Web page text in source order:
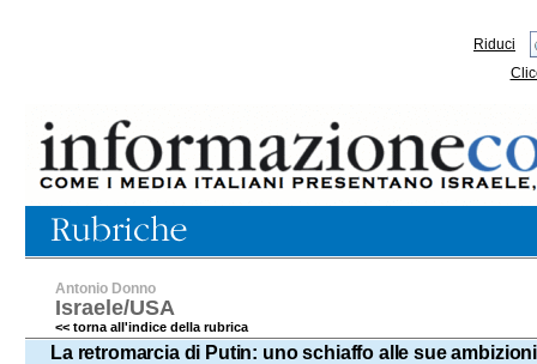
Riduci
Antonio Donno
Israele/USA
<< torna all'indice della rubrica
La retromarcia di Putin: uno schiaffo alle sue